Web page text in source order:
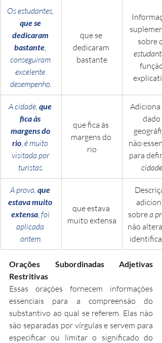
Os estudantes,
que se
dedicaram
bastante
conseguiram
excelente
desempenho.
que se
dedicaram
bastante
sobre os
função
A cidade, que
fica às
margens do
rio , é muito
visitada por
turistas.
que fica às
margens do
rio
Adiciona
dado
não
para
cidade
A prova, que
estava muito
extensa, foi
aplicada
ontem.
que estava
muito extensa
sobre a
não altera
Orações Subordinadas Adjetivas
Restritivas
Essas orações fornecem informações
essenciais para a compreensão do
substantivo ao qual se referem. Elas não
são separadas por vírgulas e servem para
especificar ou limitar o significado do